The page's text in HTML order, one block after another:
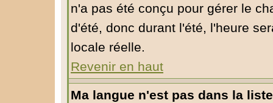
n'a pas été conçu pour gérer le
d'été, donc durant l'été, l'heure
locale réelle.
Revenir en haut
Ma langue n'est pas dans la